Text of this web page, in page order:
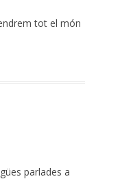
tot el món
parlades a